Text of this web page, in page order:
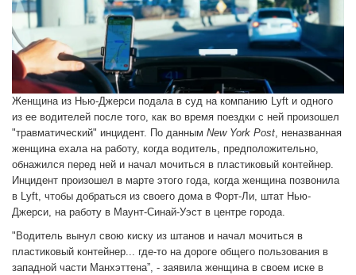
Женщина из Нью-Джерси подала в суд на компанию Lyft и одного
из ее водителей после того, как во время поездки с ней произошел
"травматический" инцидент. По данным New York Post, неназванная
женщина ехала на работу, когда водитель, предположительно,
обнажился перед ней и начал мочиться в пластиковый контейнер.
Инцидент произошел в марте этого года, когда женщина позвонила
в Lyft, чтобы добраться из своего дома в Форт-Ли, штат Нью-
Джерси, на работу в Маунт-Синай-Уэст в центре города.
"Водитель вынул свою киску из штанов и начал мочиться в
пластиковый контейнер... где-то на дороге общего пользования в
западной части Манхэттена”, - заявила женщина в своем иске в